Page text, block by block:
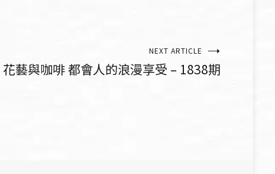
NEXT ARTICLE
花藝與咖啡 都會人的浪漫享受 – 1838期